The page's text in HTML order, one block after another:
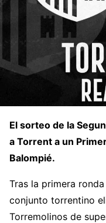
El sorteo de la
a Torrent a un
Balompié.
Tras la primera
conjunto torrentino
Torremolinos de